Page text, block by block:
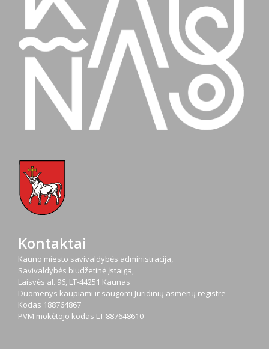
Kontaktai
Kauno miesto savivaldybės administracija,
Savivaldybės biudžetinė įstaiga,
Laisvės al. 96, LT-44251 Kaunas
Duomenys kaupiami ir saugomi Juridinių asmenų registre
Kodas 188764867
PVM mokėtojo kodas LT 887648610